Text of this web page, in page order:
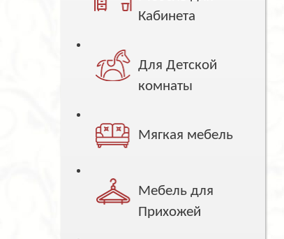
Кабинета
Для Детской
комнаты
Мягкая мебель
Мебель для
Прихожей